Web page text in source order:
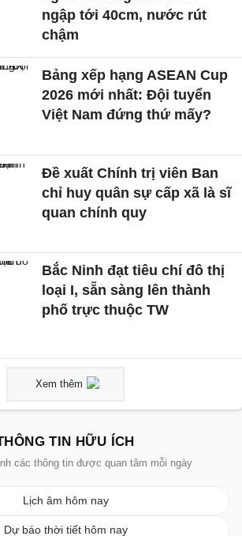
ngập tới 40cm, nước rút
chậm
Bảng xếp hạng ASEAN Cup
2026 mới nhất: Đội tuyển
Việt Nam đứng thứ mấy?
Đề xuất Chính trị viên Ban
chỉ huy quân sự cấp xã là sĩ
quan chính quy
Bắc Ninh đạt tiêu chí đô thị
loại I, sẵn sàng lên thành
phố trực thuộc TW
Xem thêm
TIN HỮU ÍCH
các thông tin được quan tâm mỗi ngày
Lịch âm hôm nay
Dự báo thời tiết hôm nay